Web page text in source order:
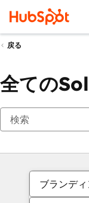
戻る
全ての
ブランデ